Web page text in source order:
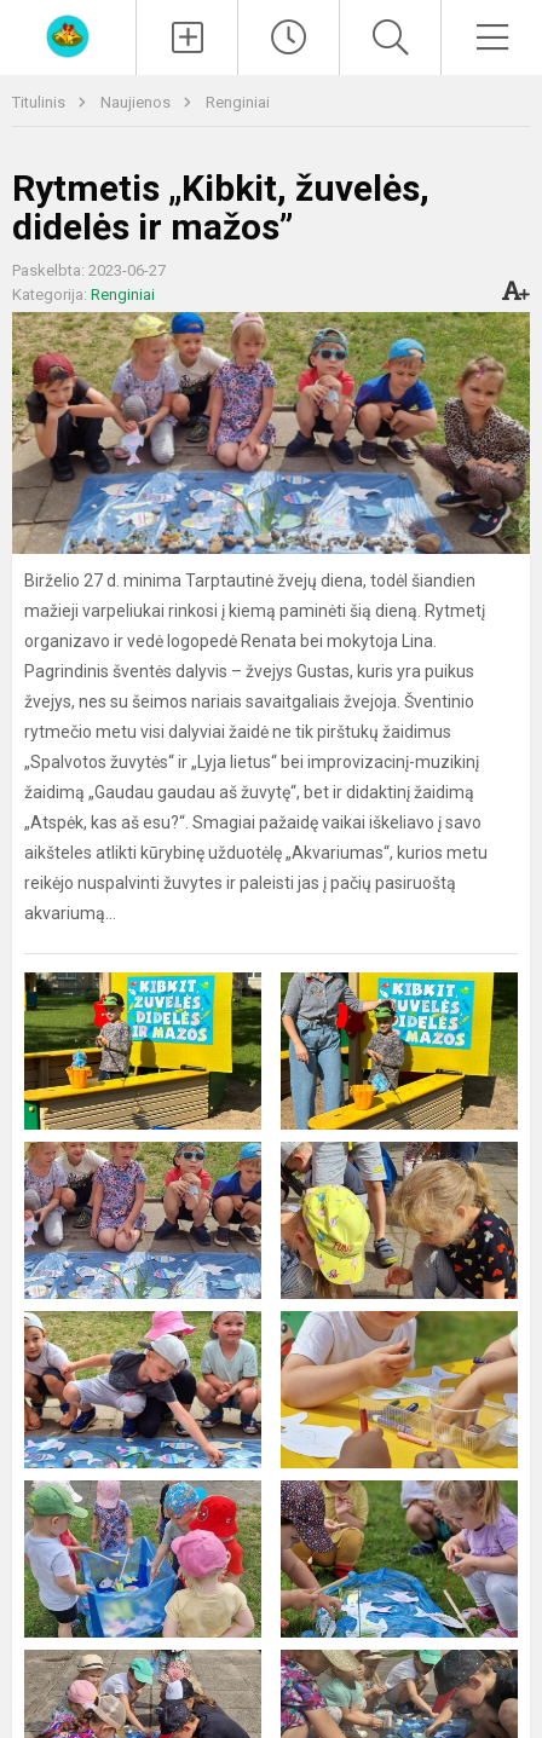
Titulinis Naujienos Renginiai
Rytmetis „Kibkit, žuvelės,
didelės ir mažos”
Paskelbta: 2023-06-27
Kategorija: Renginiai
Birželio 27 d. minima Tarptautinė žvejų diena, todėl šiandien
mažieji varpeliukai rinkosi į kiemą paminėti šią dieną. Rytmetį
organizavo ir vedė logopedė Renata bei mokytoja Lina.
Pagrindinis šventės dalyvis – žvejys Gustas, kuris yra puikus
žvejys, nes su šeimos nariais savaitgaliais žvejoja. Šventinio
rytmečio metu visi dalyviai žaidė ne tik pirštukų žaidimus
„Spalvotos žuvytės“ ir „Lyja lietus“ bei improvizacinį-muzikinį
žaidimą „Gaudau gaudau aš žuvytę“, bet ir didaktinį žaidimą
„Atspėk, kas aš esu?“. Smagiai pažaidę vaikai iškeliavo į savo
aikšteles atlikti kūrybinę užduotėlę „Akvariumas“, kurios metu
reikėjo nuspalvinti žuvytes ir paleisti jas į pačių pasiruoštą
akvariumą…